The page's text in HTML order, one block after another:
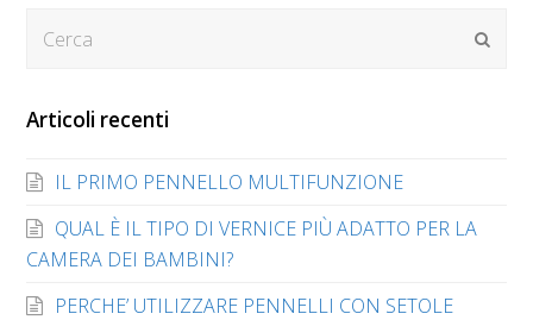
Articoli recenti
IL PRIMO PENNELLO MULTIFUNZIONE
QUAL È IL TIPO DI VERNICE PIÙ ADATTO PER LA
CAMERA DEI BAMBINI?
PERCHE’ UTILIZZARE PENNELLI CON SETOLE